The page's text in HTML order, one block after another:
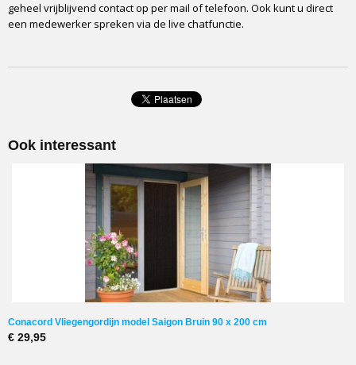
geheel vrijblijvend contact op per mail of telefoon. Ook kunt u direct
een medewerker spreken via de live chatfunctie.
Ook interessant
Conacord Vliegengordijn model Saigon Bruin 90 x 200 cm
€ 29,95